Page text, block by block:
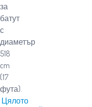
за
батут
с
диаметър
518
cm
(17
фута).
Цялото